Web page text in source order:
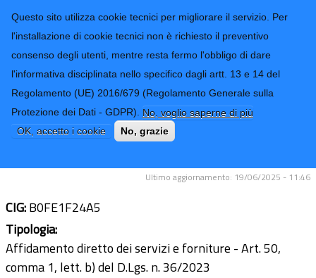
Questo sito utilizza cookie tecnici per migliorare il servizio. Per
l'installazione di cookie tecnici non è richiesto il preventivo
consenso degli utenti, mentre resta fermo l'obbligo di dare
l'informativa disciplinata nello specifico dagli artt. 13 e 14 del
Regolamento (UE) 2016/679 (Regolamento Generale sulla
Protezione dei Dati - GDPR). No, voglio saperne di più
OK, accetto i cookie
No, grazie
Provincia di
Imperia
CONTATTI-URP
TRASPARENZA
Form di ricerca
P.O.ALCOTRA 2021/2024 progetti
"RivierApl" e "SeTe" .Servizio di
Ultimo aggiornamento: 19/06/2025 - 11:46
CIG:B0FE1F24A5
Tipologia:
Affidamento diretto dei servizi e forniture - Art. 50,
comma 1, lett. b) del D.Lgs. n. 36/2023